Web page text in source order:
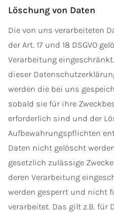
Löschung von Daten
Die von uns verarbeiteten
der Art. 17 und 18 DSGVO
Verarbeitung
dieser
werden die bei uns
sobald sie für ihre
erforderlich sind und der
Aufbewahrungspflichten
Daten nicht gelöscht
gesetzlich zulässige
deren Verarbeitung
werden gesperrt und nicht
verarbeitet. Das gilt z.B. für